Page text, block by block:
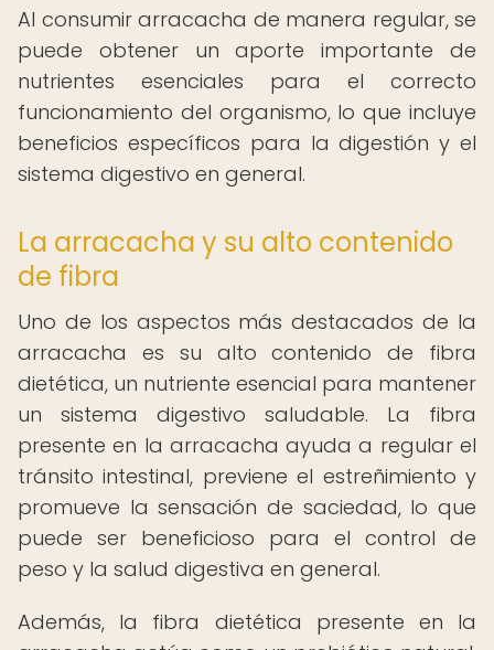
Al consumir arracacha de manera regular, se
puede obtener un aporte importante de
nutrientes esenciales para el correcto
funcionamiento del organismo, lo que incluye
beneficios específicos para la digestión y el
sistema digestivo en general.
La arracacha y su alto contenido
de fibra
Uno de los aspectos más destacados de la
arracacha es su alto contenido de fibra
dietética, un nutriente esencial para mantener
un sistema digestivo saludable. La fibra
presente en la arracacha ayuda a regular el
tránsito intestinal, previene el estreñimiento y
promueve la sensación de saciedad, lo que
puede ser beneficioso para el control de
peso y la salud digestiva en general.
Además, la fibra dietética presente en la